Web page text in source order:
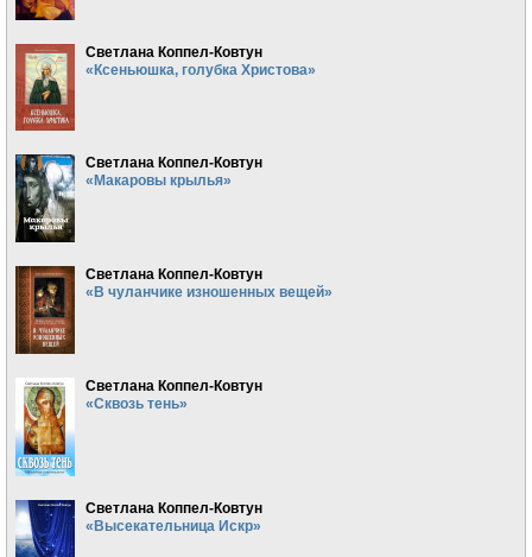
Светлана Коппел-Ковтун
«Ксеньюшка, голубка Христова»
Светлана Коппел-Ковтун
«Макаровы крылья»
Светлана Коппел-Ковтун
«В чуланчике изношенных вещей»
Светлана Коппел-Ковтун
«Сквозь тень»
Светлана Коппел-Ковтун
«Высекательница Искр»